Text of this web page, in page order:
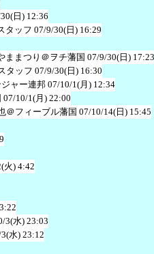
日) 12:36
タッフ 07/9/30(日) 16:29
ままつり＠ヲチ藩国 07/9/30(日) 17:23
タッフ 07/9/30(日) 16:30
ャー連邦 07/10/1(月) 12:34
07/10/1(月) 22:00
＠フィーブル藩国 07/10/14(日) 15:45
火) 4:42
3(水) 23:03
水) 23:12